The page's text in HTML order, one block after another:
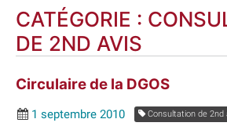
CATÉGORIE :
DE 2ND AVIS
Circulaire de la DGOS
1 septembre 2010 Consultation de 2nd